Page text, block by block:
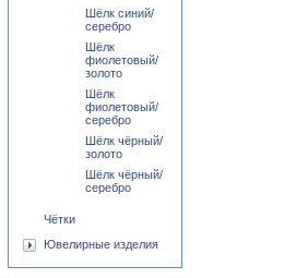
Шёлк синий/
серебро
Шёлк
фиолетовый/
золото
Шёлк
фиолетовый/
серебро
Шёлк чёрный/
золото
Шёлк чёрный/
серебро
Чётки
Ювелирные изделия